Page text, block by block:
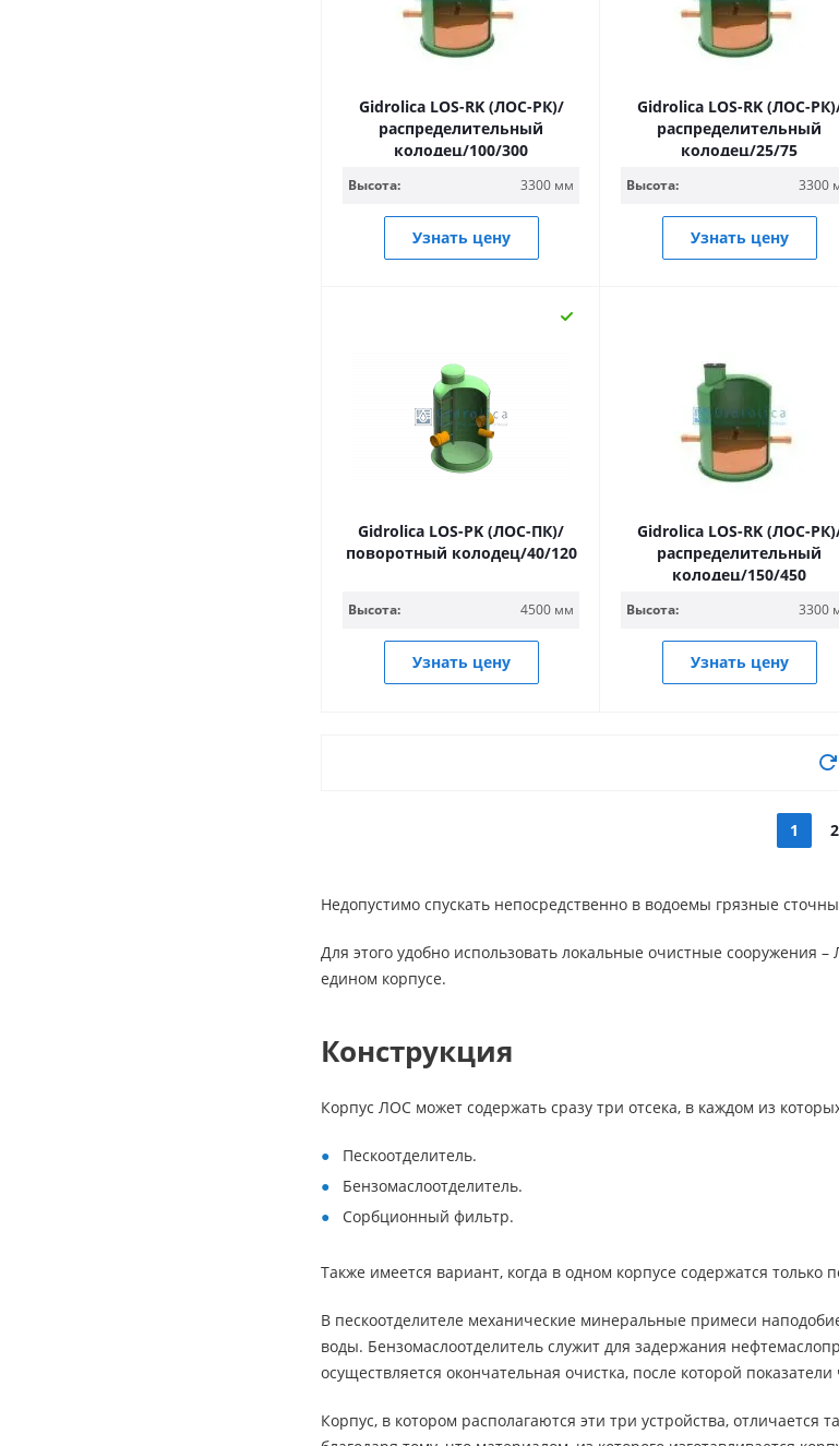
Gidrolica LOS-RK (ЛОС-РК)/
распределительный
колодец/100/300
Высота: 3300 мм
Узнать цену
Gidrolica LOS-RK (ЛОС-
распределительный
колодец/25/75
Высота: 3300
Узнать цену
Gidrolica LOS-PK (ЛОС-ПК)/
поворотный колодец/40/120
Высота: 4500 мм
Узнать цену
Gidrolica LOS-RK (ЛОС-
распределительный
колодец/150/450
Высота: 3300
Узнать цену
1 2
Недопустимо спускать непосредственно в водоемы грязные
Для этого удобно использовать локальные очистные сооружения
едином корпусе.
Конструкция
Корпус ЛОС может содержать сразу три отсека, в каждом из
Пескоотделитель.
Бензомаслоотделитель.
Сорбционный фильтр.
Также имеется вариант, когда в одном корпусе содержатся только
В пескоотделителе механические минеральные примеси
воды. Бензомаслоотделитель служит для задержания
осуществляется окончательная очистка, после которой
Корпус, в котором располагаются эти три устройства, отличается